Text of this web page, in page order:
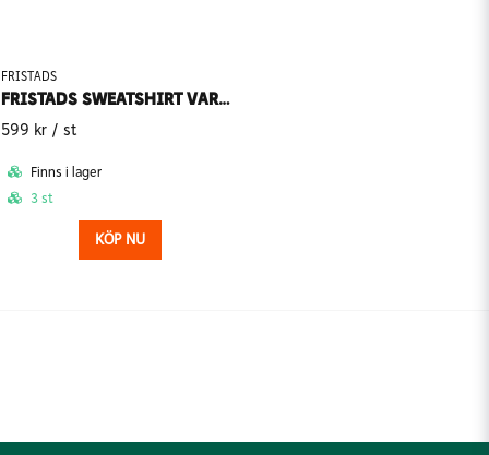
FRISTADS
FRISTADS SWEATSHIRT VARSEL KL3 7426 SHV
599 kr / st
Finns i lager
3 st
KÖP NU